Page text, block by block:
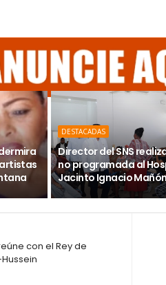
DESTACADAS
Director del SNS
no programada al
Jacinto Ignacio
con el Rey de